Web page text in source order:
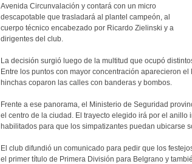
Avenida Circunvalación y contará con un micro
descapotable que trasladará al plantel campeón, al
cuerpo técnico encabezado por Ricardo Zielinski y a
dirigentes del club.
La decisión surgió luego de la multitud que ocupó
Entre los puntos con mayor concentración aparecieron
hinchas coparon las calles con banderas y bombos.
Frente a ese panorama, el Ministerio de Seguridad
el centro de la ciudad. El trayecto elegido irá por el
habilitados para que los simpatizantes puedan ubicarse
El club difundió un comunicado para pedir que los
el primer título de Primera División para Belgrano y